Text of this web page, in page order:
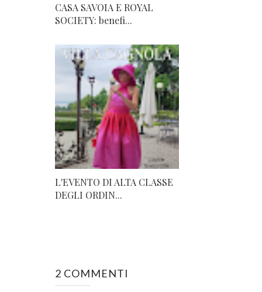
CASA SAVOIA E ROYAL
SOCIETY: benefi...
L'EVENTO DI ALTA CLASSE
DEGLI ORDIN...
2 COMMENTI